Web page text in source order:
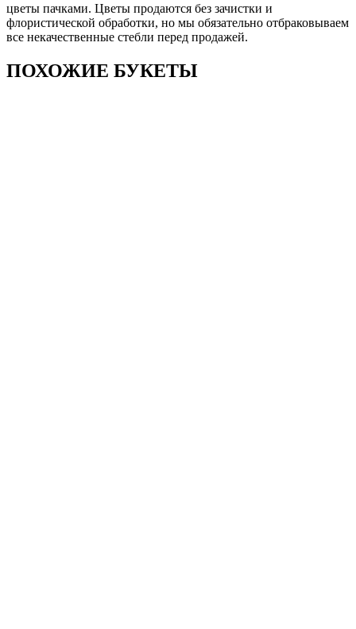
цветы пачками. Цветы продаются без зачистки и
флористической обработки, но мы обязательно отбраковываем
все некачественные стебли перед продажей.
ПОХОЖИЕ БУКЕТЫ